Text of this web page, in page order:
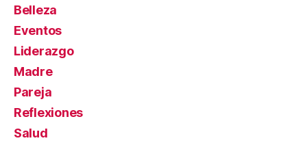
Belleza
Eventos
Liderazgo
Madre
Pareja
Reflexiones
Salud